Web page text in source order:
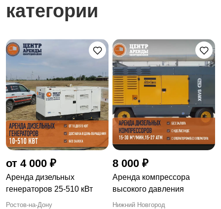
категории
от 4 000 ₽
Аренда дизельных
генераторов 25-510 кВт
Ростов-на-Дону
8 000 ₽
Аренда компрессора
высокого давления
Нижний Новгород